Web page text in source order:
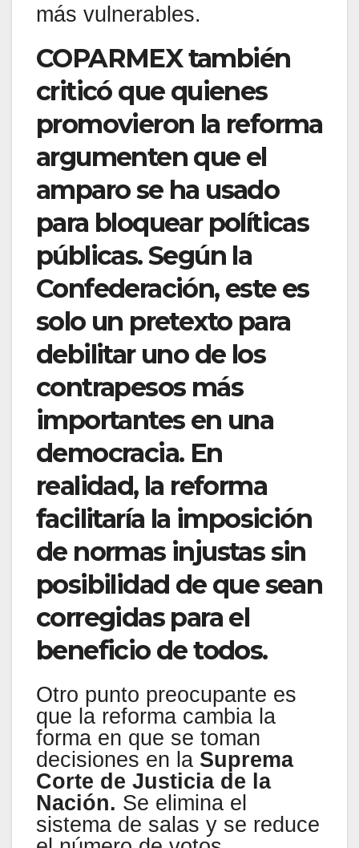
más vulnerables.
COPARMEX también
criticó que quienes
promovieron la reforma
argumenten que el
amparo se ha usado
para bloquear políticas
públicas. Según la
Confederación, este es
solo un pretexto para
debilitar uno de los
contrapesos más
importantes en una
democracia. En
realidad, la reforma
facilitaría la imposición
de normas injustas sin
posibilidad de que sean
corregidas para el
beneficio de todos.
Otro punto preocupante es
que la reforma cambia la
forma en que se toman
decisiones en la Suprema
Corte de Justicia de la
Nación. Se elimina el
sistema de salas y se reduce